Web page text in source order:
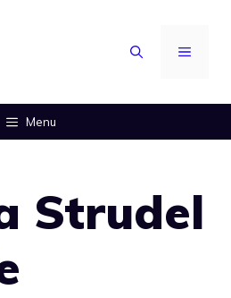
MENU
Menu
Strudel